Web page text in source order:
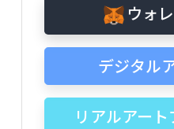
ウォ
デジタル
リアルアー